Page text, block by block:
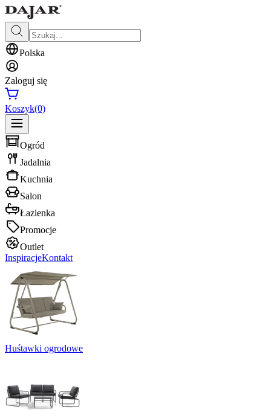
Polska
Zaloguj się
Koszyk(0)
Ogród
Jadalnia
Kuchnia
Salon
Łazienka
Promocje
Outlet
InspiracjeKontakt
Huśtawki ogrodowe